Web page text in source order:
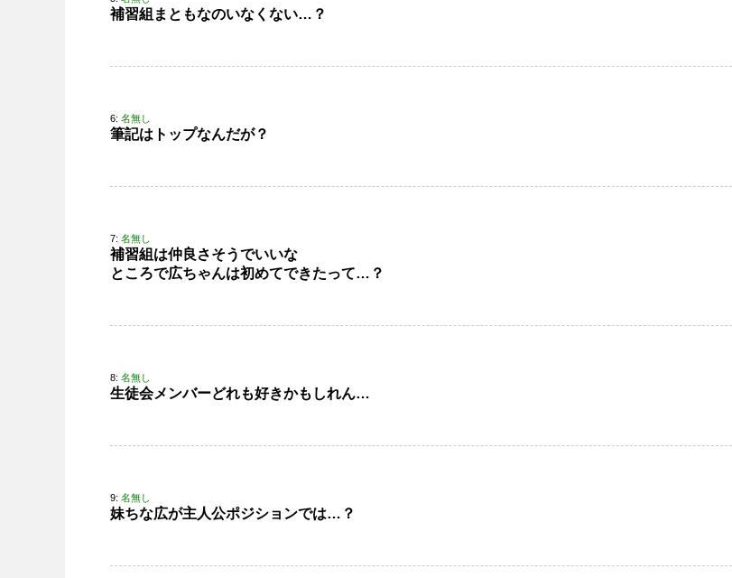
補習組まともなのいなくない…？
6: 名無し
筆記はトップなんだが？
7: 名無し
補習組は仲良さそうでいいな
ところで広ちゃんは初めてできたって…？
8: 名無し
生徒会メンバーどれも好きかもしれん…
9: 名無し
妹ちな広が主人公ポジションでは…？